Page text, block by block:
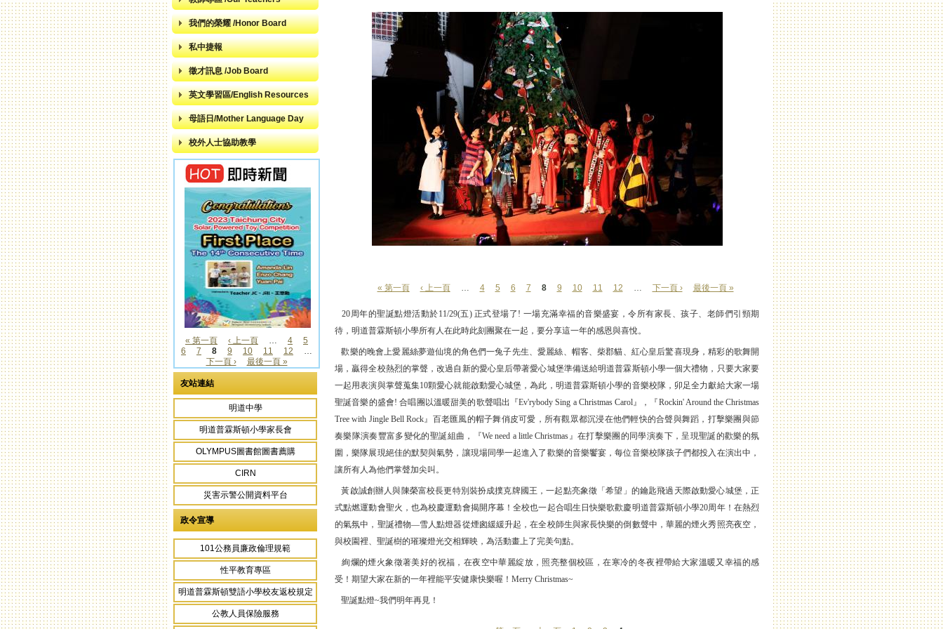
我們的榮耀 /Honor Board
私中捷報
徵才訊息 /Job Board
英文學習區/English Resources
母語日/Mother Language Day
校外人士協助教學
頁面
« 第一頁 ‹ 上一頁 … 4
5
6
7 8 9 10 11 12
…
下一頁 ›
最後一頁 »
友站連結
明道中學
明道普霖斯頓小學家長會
OLYMPUS圖書館圖書薦購
CIRN
災害示警公開資料平台
政令宣導
101公務員廉政倫理規範
性平教育專區
明道普霖斯頓雙語小學校友返校規定
公教人員保險服務
頁面
« 第一頁 ‹ 上一頁 4 5 6 7 8 9 10 11 12 下一頁 › 最後一頁 »
20周年的聖誕點燈活動於11/29(五) 正式登場了! 一場充滿幸福的音樂盛宴，令所有家長、孩子、老師們引頸期
待，明道普霖斯頓小學所有人在此時此刻團聚在一起，要分享這一年的感恩與喜悅。
歡樂的晚會上愛麗絲夢遊仙境的角色們一兔子先生、愛麗絲、帽客、柴郡貓、紅心皇后驚喜現身，精彩的歌舞開
場，贏得全校熱烈的掌聲，改過自新的愛心皇后帶著愛心城堡準備送給明道普霖斯頓小學一個大禮物，只要大家要
一起用表演與掌聲蒐集10顆愛心就能啟動愛心城堡，為此，明道普霖斯頓小學的音樂校隊，卯足全力獻給大家一場
聖誕音樂的盛會! 合唱團以溫暖甜美的歌聲唱出『Ev'rybody Sing a Christmas Carol』，『Rockin' Around the Christmas
Tree with Jingle Bell Rock』百老匯風的帽子舞俏皮可愛，所有觀眾都沉浸在他們輕快的合聲與舞蹈，打擊樂團與節
奏樂隊演奏豐富多變化的聖誕組曲，『We need a little Christmas』在打擊樂團的同學演奏下，呈現聖誕的歡樂的氛
圍，樂隊展現絕佳的默契與氣勢，讓現場同學一起進入了歡樂的音樂饗宴，每位音樂校隊孩子們都投入在演出中，
讓所有人為他們掌聲加尖叫。
黃啟誠創辦人與陳榮富校長更特別裝扮成撲克牌國王，一起點亮象徵「希望」的鑰匙飛過天際啟動愛心城堡，正
式點燃運動會聖火，也為校慶運動會揭開序幕！全校也一起合唱生日快樂歌歡慶明道普霖斯頓小學20周年！在熱烈
的氣氛中，聖誕禮物—雪人點燈器從煙囪緩緩升起，在全校師生與家長快樂的倒數聲中，華麗的煙火秀照亮夜空，
與校園裡、聖誕樹的璀璨燈光交相輝映，為活動畫上了完美句點。
絢爛的煙火象徵著美好的祝福，在夜空中華麗綻放，照亮整個校區，在寒冷的冬夜裡帶給大家溫暖又幸福的感
受！期望大家在新的一年裡能平安健康快樂喔！Merry Christmas~
聖誕點燈~我們明年再見！